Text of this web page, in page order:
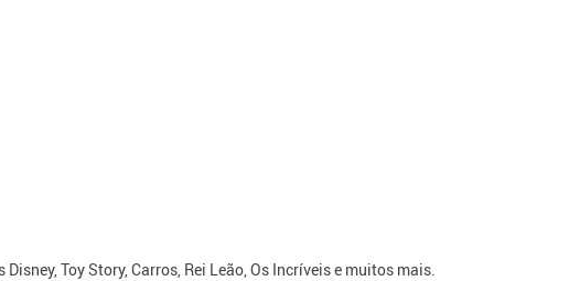
Toy Story, Carros, Rei Leão, Os Incríveis e muitos mais.